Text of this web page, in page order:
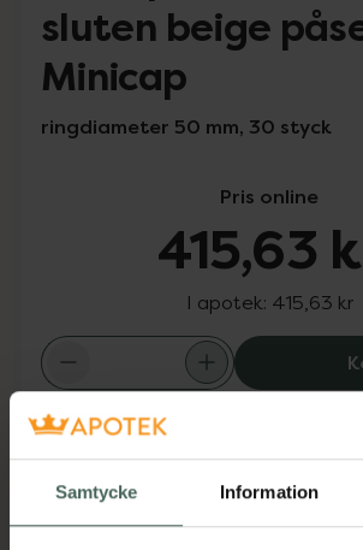
Samtycke Information
sluten beige
Minicap
ringdiameter 50 mm, 30 styck
Pris online
415,63
I apotek: 415,63 kr
Snabba leveranser
Aktuella erbjudanden